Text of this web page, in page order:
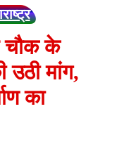
चौक के
उठी मांग,
का